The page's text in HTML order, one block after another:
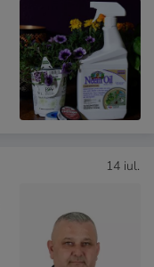
14 iul.